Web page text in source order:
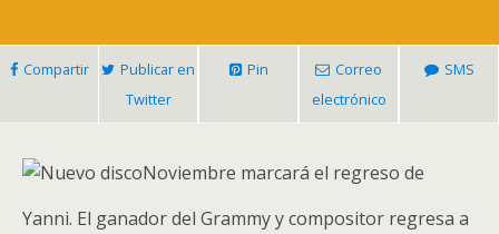
Compartir
Publicar en
Twitter
Pin
Correo
electrónico
SMS
Noviembre marcará el regreso de
Yanni. El ganador del Grammy y compositor regresa a